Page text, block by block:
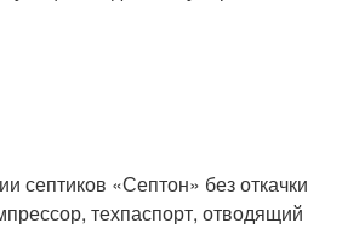
септиков «Септон» без откачки
техпаспорт, отводящий